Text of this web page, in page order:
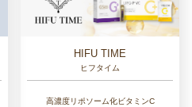
HIFU TIME
ヒフタイム
高濃度リポソーム化ビタミンC